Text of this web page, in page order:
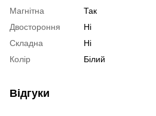
Магнітна
Так
Двостороння
Ні
Складна
Ні
Колір
Білий
Відгуки